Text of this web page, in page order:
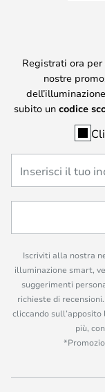
Registrati ora
nostre
subito un codice
Iscriviti alla nostra
illuminazione smart,
suggerimenti
richieste di
cliccando
più,